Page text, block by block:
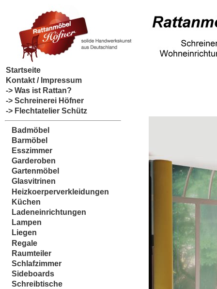
Startseite
Kontakt / Impressum
-> Was ist Rattan?
-> Schreinerei Höfner
-> Flechtatelier Schütz
Badmöbel
Barmöbel
Esszimmer
Garderoben
Gartenmöbel
Glasvitrinen
Heizkoerperverkleidungen
Küchen
Ladeneinrichtungen
Lampen
Liegen
Regale
Raumteiler
Schlafzimmer
Sideboards
Schreibtische